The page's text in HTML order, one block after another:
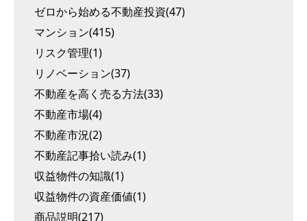
ゼロから始める不動産投資(47)
マンション(415)
リスク管理(1)
リノベーション(37)
不動産を高く売る方法(33)
不動産市場(4)
不動産市況(2)
不動産記事拾い読み(1)
収益物件の知識(1)
収益物件の資産価値(1)
商品説明(217)